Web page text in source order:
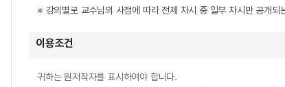
※ 강의별로 교수님의 사정에 따라 전체 차시 중 일부 차시만 공개되
이용조건
귀하는 원저작자를 표시하여야 합니다.